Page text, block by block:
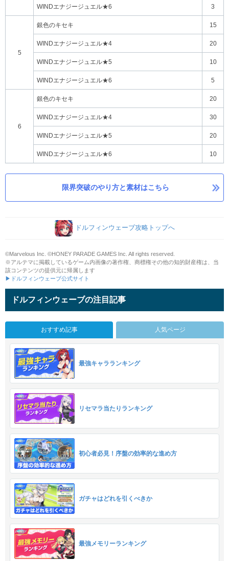
WINDエナジージュエル★6 3
5
銀色のキセキ 15
WINDエナジージュエル★4 20
WINDエナジージュエル★5 10
WINDエナジージュエル★6 5
6
銀色のキセキ 20
WINDエナジージュエル★4 30
WINDエナジージュエル★5 20
WINDエナジージュエル★6 10
限界突破のやり方と素材はこちら
ドルフィンウェーブ攻略トップへ
©Marvelous Inc. ©HONEY PARADE GAMES Inc. All rights reserved.
※アルテマに掲載しているゲーム内画像の著作権、商標権その他の知的財産権は、当
該コンテンツの提供元に帰属します
▶ドルフィンウェーブ公式サイト
ドルフィンウェーブの注目記事
おすすめ記事 人気ページ
最強キャラランキング
リセマラ当たりランキング
初心者必見！序盤の効率的な進め方
ガチャはどれを引くべきか
最強メモリーランキング